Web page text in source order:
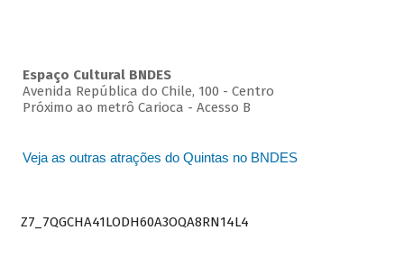
Espaço Cultural BNDES
Avenida República do Chile, 100 - Centro
Próximo ao metrô Carioca - Acesso B
Veja as outras atrações do Quintas no BNDES
Z7_7QGCHA41LODH60A3OQA8RN14L4